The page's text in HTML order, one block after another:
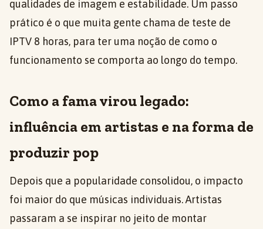
qualidades de imagem e estabilidade. Um passo
prático é o que muita gente chama de teste de
IPTV 8 horas, para ter uma noção de como o
funcionamento se comporta ao longo do tempo.
Como a fama virou legado:
influência em artistas e na forma de
produzir pop
Depois que a popularidade consolidou, o impacto
foi maior do que músicas individuais. Artistas
passaram a se inspirar no jeito de montar